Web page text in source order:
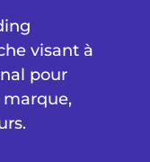
visant à
pour